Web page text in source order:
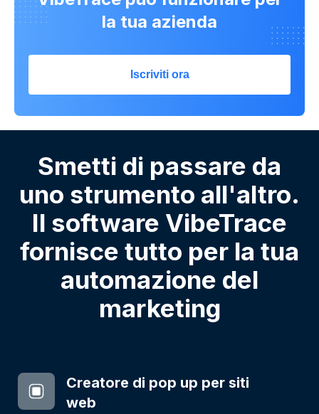
la tua azienda
Iscriviti ora
Smetti di passare da
uno strumento all'altro.
Il software VibeTrace
fornisce tutto per la tua
automazione del
marketing
Creatore di pop up per siti
web